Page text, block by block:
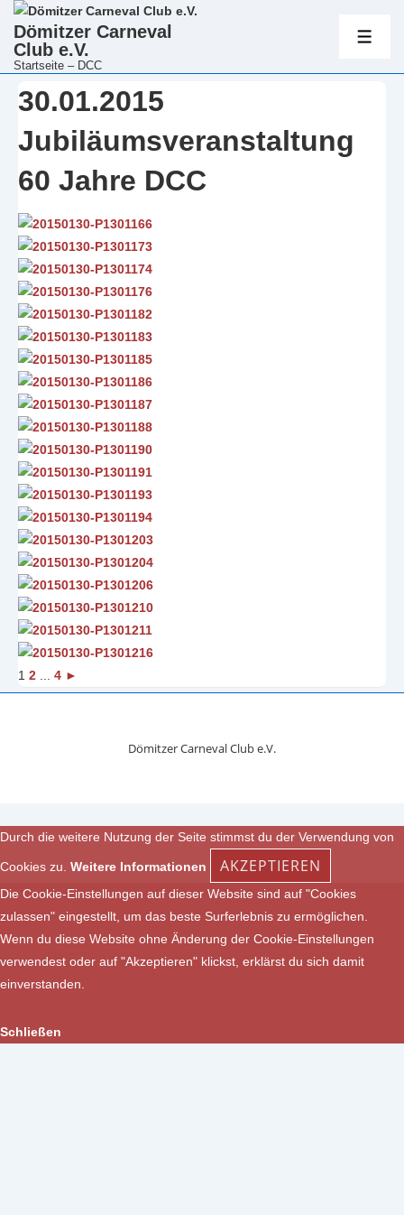
Dömitzer Carneval
Club e.V.
Startseite – DCC
Zum
Inhalt
30.01.2015
Jubiläumsveranstaltung
60 Jahre DCC
1 2 4 ►
Dömitzer Carneval Club e.V.
Durch die weitere Nutzung der Seite stimmst du der Verwendung von
Cookies zu. Weitere Informationen AKZEPTIEREN
Die Cookie-Einstellungen auf dieser Website sind auf "Cookies
zulassen" eingestellt, um das beste Surferlebnis zu ermöglichen.
Wenn du diese Website ohne Änderung der Cookie-Einstellungen
verwendest oder auf "Akzeptieren" klickst, erklärst du sich damit
einverstanden.
Schließen